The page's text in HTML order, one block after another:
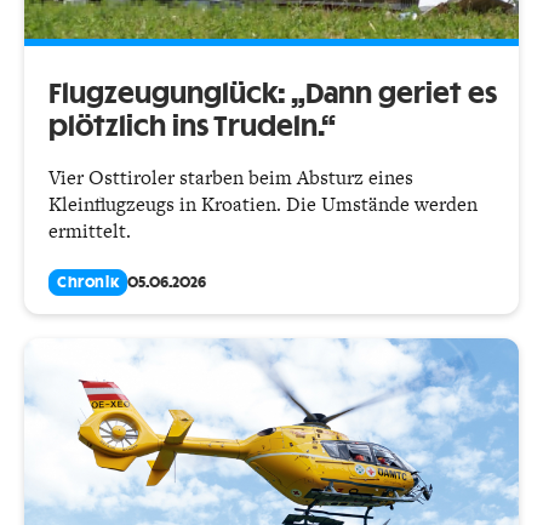
Flugzeugunglück: „Dann geriet es
plötzlich ins Trudeln.“
Vier Osttiroler starben beim Absturz eines
Kleinflugzeugs in Kroatien. Die Umstände werden
ermittelt.
Chronik 05.06.2026